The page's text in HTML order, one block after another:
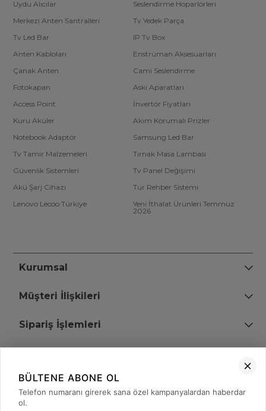
Uydu Alıcılar
Seslendirme Hoparlörleri
Merkezi Anten Santralleri
Tv Yedek Parça
Tv Led Bar
IP Tv Box
Anten Kabloları
Enstrüman Aksesuarları
Çanak Anten
Cami Seslendirme
Fotokapan
Askı Aparatları
Access Point
İnvertör Fiyatları
Kuru Aküler
Akım Korumalı Prizler
Notebook Adaptör
Samsung Led Bar
Tv Tamir Malzemeleri
Tırnak Masa Lambası
Güvenlik Sistemleri
Tv Panel Değişimi
Akü Şarj Cihazı
Tur Rehber Sistemi
Lenovo Lecoo Türkiye
Yeni İthalat Ürünleri Temmuz
2026
Kurumsal
Müşteri İlişkileri
Sipariş İşlemleri
+90 (850) 473 08 08
BÜLTENE ABONE OL
Telefon numaranı girerek sana özel kampanyalardan haberdar
ol.